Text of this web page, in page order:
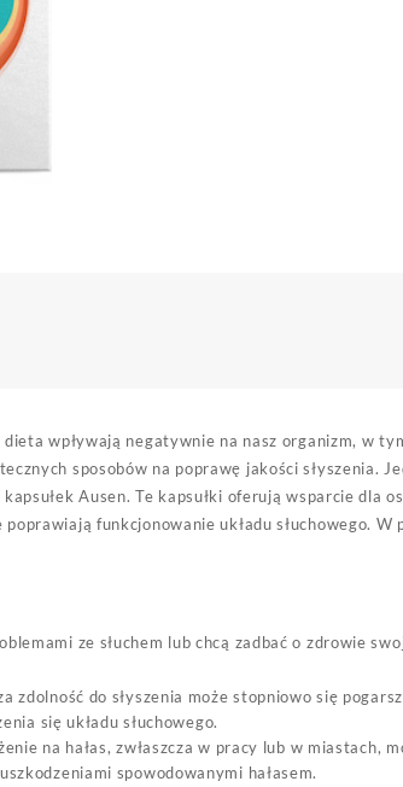
wpływają negatywnie na nasz organizm, w
sposobów na poprawę jakości słyszenia.
Ausen. Te kapsułki oferują wsparcie dla
funkcjonowanie układu słuchowego.
ze słuchem lub chcą zadbać o zdrowie
zdolność do słyszenia może stopniowo się
się układu słuchowego.
na hałas, zwłaszcza w pracy lub w miastach,
spowodowanymi hałasem.